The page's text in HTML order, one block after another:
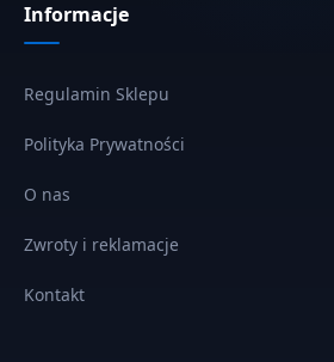
Informacje
Regulamin Sklepu
Polityka Prywatności
O nas
Zwroty i reklamacje
Kontakt